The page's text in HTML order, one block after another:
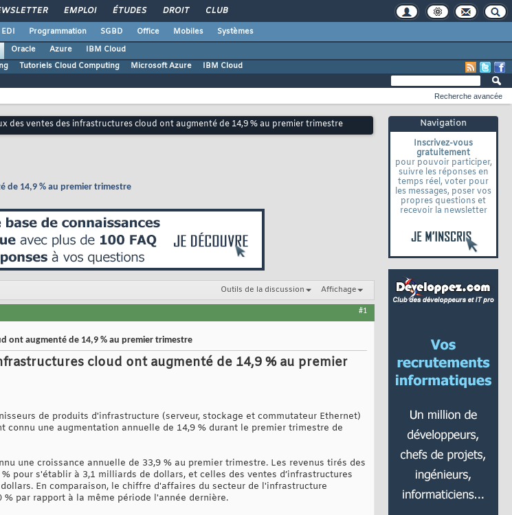
EMPLOI ÉTUDES DROIT CLUB
EDI Programmation SGBD Office Mobiles
Systèmes
Oracle Azure
IBM Cloud
Tutoriels Cloud Computing Microsoft Azure IBM Cloud
Navigation
Inscrivez-vous
gratuitement
pour pouvoir participer,
suivre les réponses en
temps réel, voter pour
les messages, poser vos
propres questions et
recevoir la newsletter
Recherche avancée
des ventes des infrastructures cloud ont augmenté de 14,9 % au premier trimestre
de 14,9 % au premier trimestre
Outils de la discussion Affichage
#1
ont augmenté de 14,9 % au premier trimestre
cloud ont augmenté de 14,9 % au premier
de produits d'infrastructure (serveur, stockage et commutateur Ethernet)
connu une augmentation annuelle de 14,9 % durant le premier trimestre de
une croissance annuelle de 33,9 % au premier trimestre. Les revenus tirés des
pour s'établir à 3,1 milliards de dollars, et celles des ventes d’infrastructures
En comparaison, le chiffre d'affaires du secteur de l'infrastructure
par rapport à la même période l'année dernière.